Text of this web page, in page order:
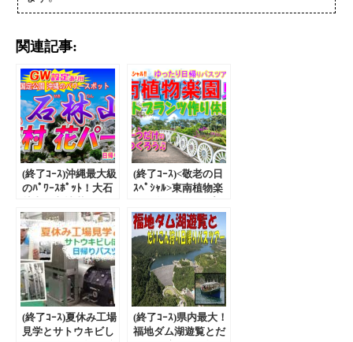
関連記事:
(終了ｺｰｽ)沖縄最大級
のﾊﾟﾜｰｽﾎﾟｯﾄ！大石
ク 日帰りﾊﾞｽﾂｱｰ｜
ゴールデンウィーク
設定あり！
(終了ｺｰｽ)<敬老の日
ｽﾍﾟｼｬﾙ>東南植物楽
ンツ作り体験 日帰
りﾊﾞｽﾂｱｰ
(終了ｺｰｽ)夏休み工場
見学とサトウキビし
(終了ｺｰｽ)県内最大！
福地ダム湖遊覧とだ